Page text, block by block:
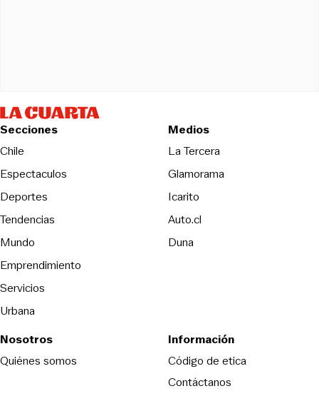
Secciones
Chile
Espectaculos
Deportes
Tendencias
Mundo
Emprendimiento
Servicios
Urbana
Medios
La TerceraOpens in new
Glamorama
Icarito
Auto.cl
DunaOpens in new window
Nosotros
Quiénes somos
Información
Código de eticaOpens in new
Contáctanos